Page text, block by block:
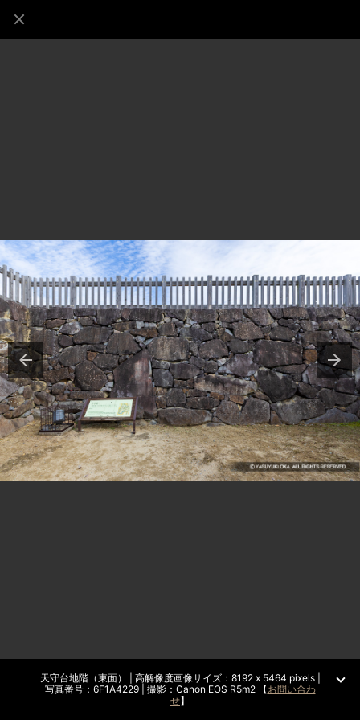
天守台地階（東面） | 高解像度画像サイズ：8192 x 5464 pixels |
写真番号：6F1A4229 | 撮影：Canon EOS R5m2 【お問い合わ
せ】